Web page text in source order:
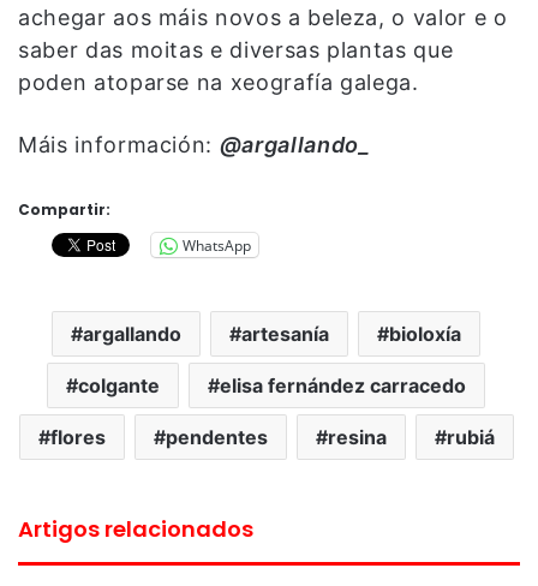
achegar aos máis novos a beleza, o valor e o
saber das moitas e diversas plantas que
poden atoparse na xeografía galega.
Máis información: @argallando_
Compartir:
WhatsApp
argallando artesanía bioloxía
colgante elisa fernández carracedo
flores pendentes resina rubiá
Artigos relacionados